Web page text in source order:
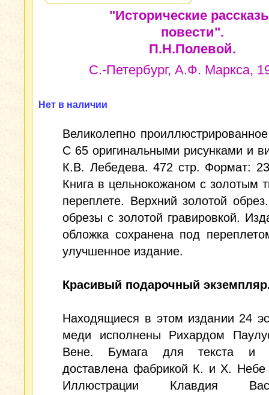
"Исторические
повести".
П.Н.Полевой.
С.-Петербург, А.Ф. Маркса,
Нет в наличии
Великолепно
С 65 оригинальными рисунками и
К.В. Лебедева. 472 стр. Формат:
Книга в цельнокожаном с золотым
переплете. Верхний золотой
обрезы с золотой гравировкой.
обложка сохранена под
улучшенное издание.
Красивый подарочный
Находящиеся в этом издании 24
меди исполнены Рихардом
Вене. Бумага для текста и
доставлена фабрикой К. и Х.
Иллюстрации Клавдия